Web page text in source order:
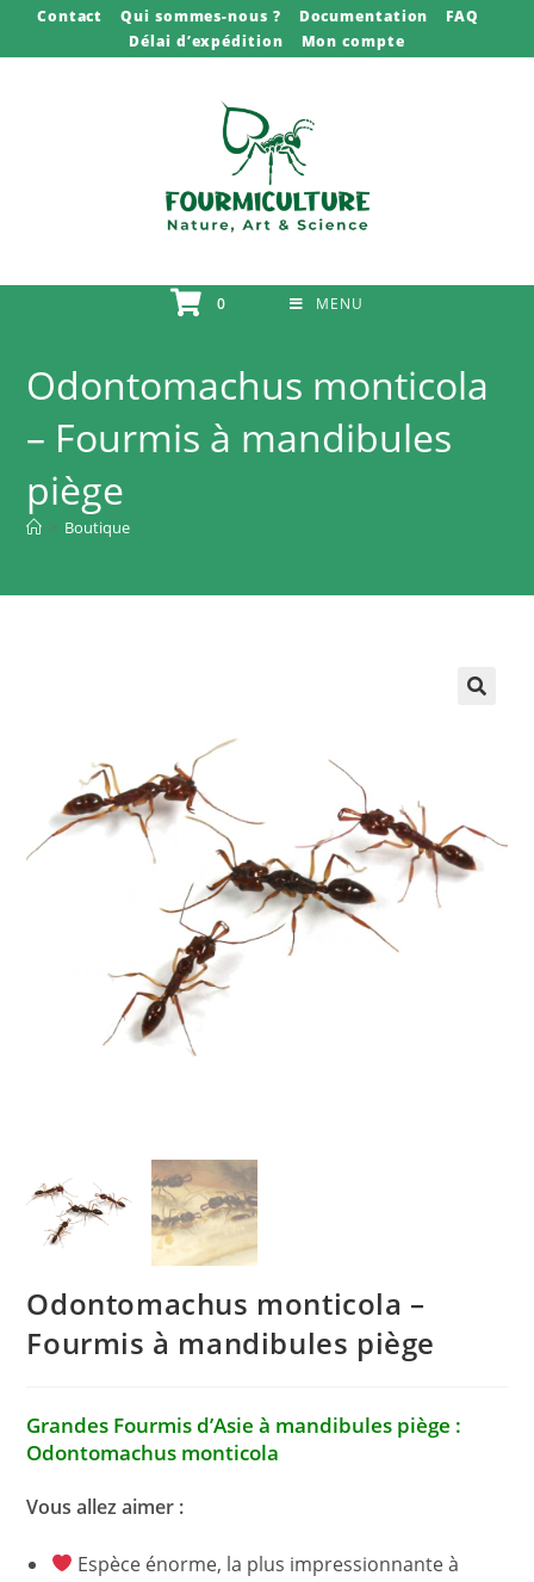
Contact Qui sommes-nous ? Documentation
FAQ
Délai d’expédition
Mon compte
0 MENU
Odontomachus monticola
– Fourmis à mandibules
piège
> Boutique
Odontomachus monticola –
Fourmis à mandibules piège
Grandes Fourmis d’Asie à mandibules piège :
Odontomachus monticola
Vous allez aimer :
Espèce énorme, la plus impressionnante à